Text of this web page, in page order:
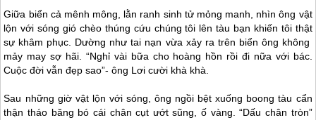
Giữa biển cả mênh mông, lằn ranh sinh tử mỏng manh, nhìn ông vật
lộn với sóng gió chèo thúng cứu chúng tôi lên tàu bạn khiến tôi thật
sự khâm phục. Dường như tai nạn vừa xảy ra trên biển ông không
mảy may sợ hãi. “Nghỉ vài bữa cho hoàng hồn rồi đi nữa với bác.
Cuộc đời vẫn đẹp sao”- ông Lơi cười khà khà.
Sau những giờ vật lộn với sóng, ông ngồi bệt xuống boong tàu cẩn
thận tháo băng bó cái chân cụt ướt sũng, ố vàng. “Dấu chân tròn”